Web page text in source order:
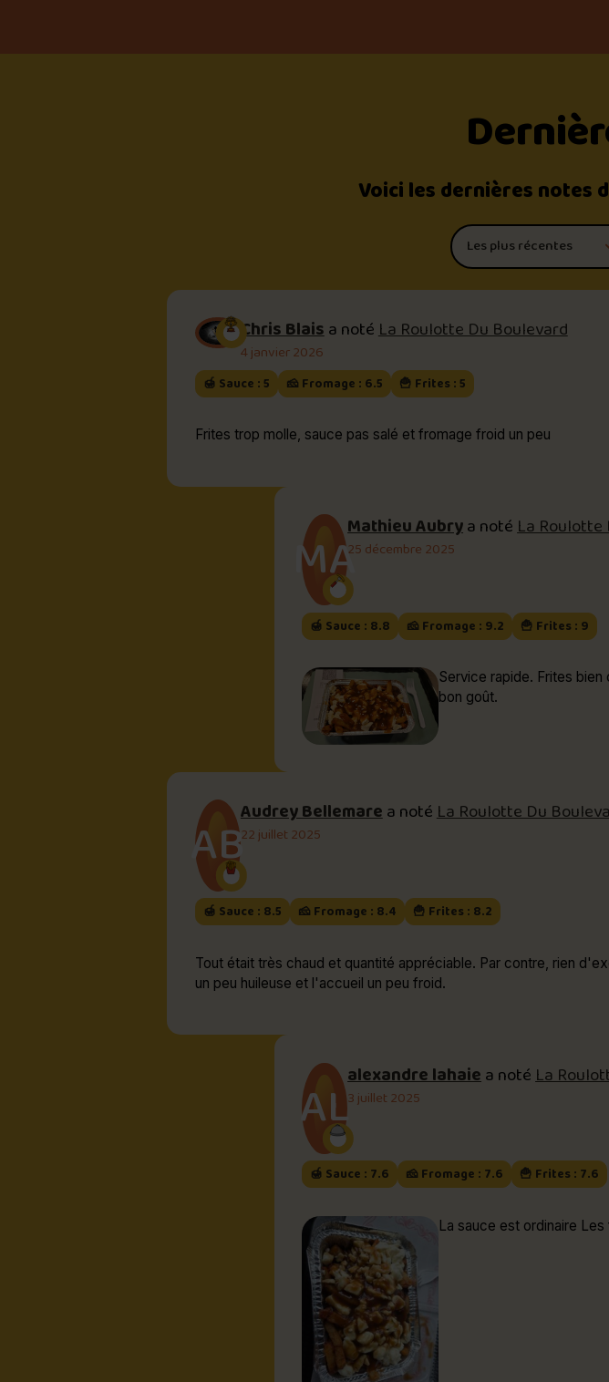
Voici les dernières notes
Chris Blaisa notéLa Roulotte Du Boulevard
4 janvier 2026
🍯 Sauce : 5 🧀 Fromage : 6.5 🍟 Frites : 5
Frites trop molle, sauce pas salé et fromage froid un peu
MAMathieu Aubrya notéLa Roulotte
25 décembre 2025
🍯 Sauce : 8.8 🧀 Fromage : 9.2 🍟 Frites : 9
Service rapide. Frites
bon goût.
ABAudrey Bellemarea notéLa Roulotte Du
22 juillet 2025
🍯 Sauce : 8.5 🧀 Fromage : 8.4 🍟 Frites : 8.2
Tout était très chaud et quantité appréciable. Par contre, rien
un peu huileuse et l'accueil un peu froid.
ALalexandre lahaiea notéLa
3 juillet 2025
🍯 Sauce : 7.6 🧀 Fromage : 7.6 🍟 Frites : 7.6
La sauce est ordinaire